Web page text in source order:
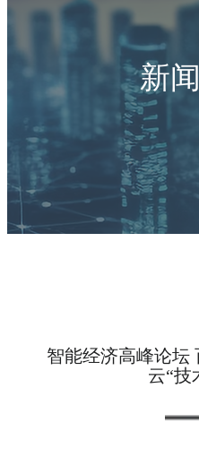
新
智能经济高峰论坛
云“技